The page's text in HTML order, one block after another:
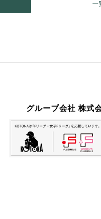
一
グループ会社 株式